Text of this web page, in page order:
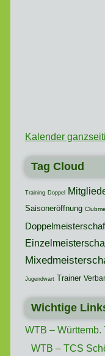
Kalender
Tag Cloud
Training Doppel
Saisoneröffnung
Jugendwart Trainer
Wichtige
WTB – Württemb.
WTB – TCS